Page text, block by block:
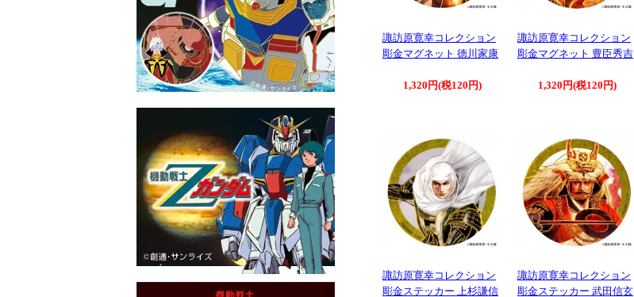
諏訪原寛幸コレクション
彫金マグネット 徳川家康
1,320円(税120円)
諏訪原寛幸コレクション
彫金マグネット 豊臣秀吉
1,320円(税120円)
諏訪原寛幸コレクション
彫金ステッカー 上杉謙信
諏訪原寛幸コレクション
彫金ステッカー 武田信玄